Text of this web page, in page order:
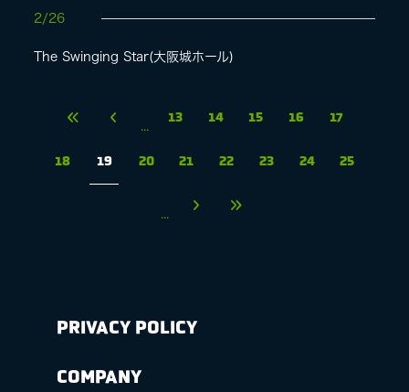
2/26
The Swinging Star(大阪城ホール)
...
13 14 15 16 17
18 19 20 21 22 23 24 25
...
PRIVACY POLICY
COMPANY